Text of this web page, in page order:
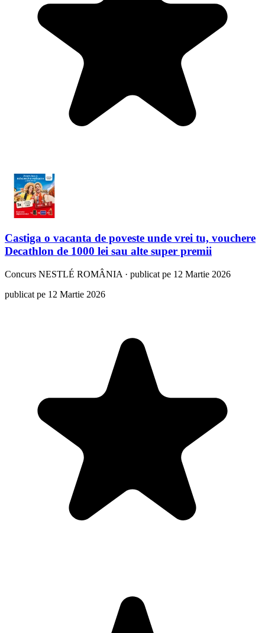
Castiga o vacanta de poveste unde vrei tu, vouchere
Decathlon de 1000 lei sau alte super premii
Concurs NESTLÉ ROMÂNIA · publicat pe 12 Martie 2026
publicat pe 12 Martie 2026